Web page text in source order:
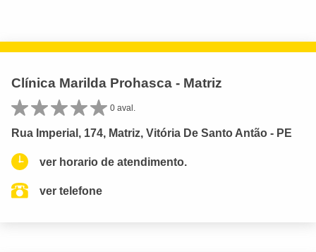
Clínica Marilda Prohasca - Matriz
0 aval.
Rua Imperial, 174, Matriz, Vitória De Santo Antão - PE
ver horario de atendimento.
ver telefone